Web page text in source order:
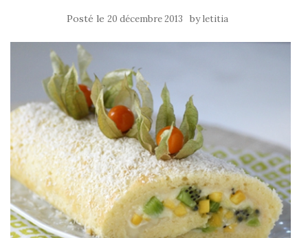
Posté le 20 décembre 2013 byletitia